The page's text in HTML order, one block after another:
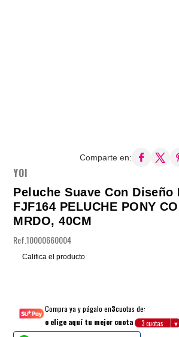
Comparte en:
YOI
Peluche Suave Con Diseño
FJF164 PELUCHE PONY
MRDO, 40CM
Ref.10000660004
Califica el producto
Compra ya y págalo en3cuotas de:
o elige aquí tu mejor cuota